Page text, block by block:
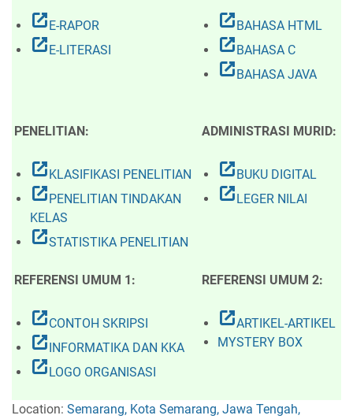
open_in_new E-RAPOR
open_in_new E-LITERASI
open_in_new BAHASA HTML
open_in_new BAHASA C
open_in_new BAHASA JAVA
PENELITIAN: ADMINISTRASI MURID:
open_in_new KLASIFIKASI PENELITIAN
open_in_new PENELITIAN TINDAKAN
KELAS
open_in_newSTATISTIKA PENELITIAN
open_in_new BUKU DIGITAL
open_in_new LEGER NILAI
REFERENSI UMUM 1: REFERENSI UMUM 2:
open_in_newCONTOH SKRIPSI
open_in_new INFORMATIKA DAN KKA
open_in_new LOGO ORGANISASI
open_in_newARTIKEL-ARTIKEL
MYSTERY BOX
Location: Semarang, Kota Semarang, Jawa Tengah,